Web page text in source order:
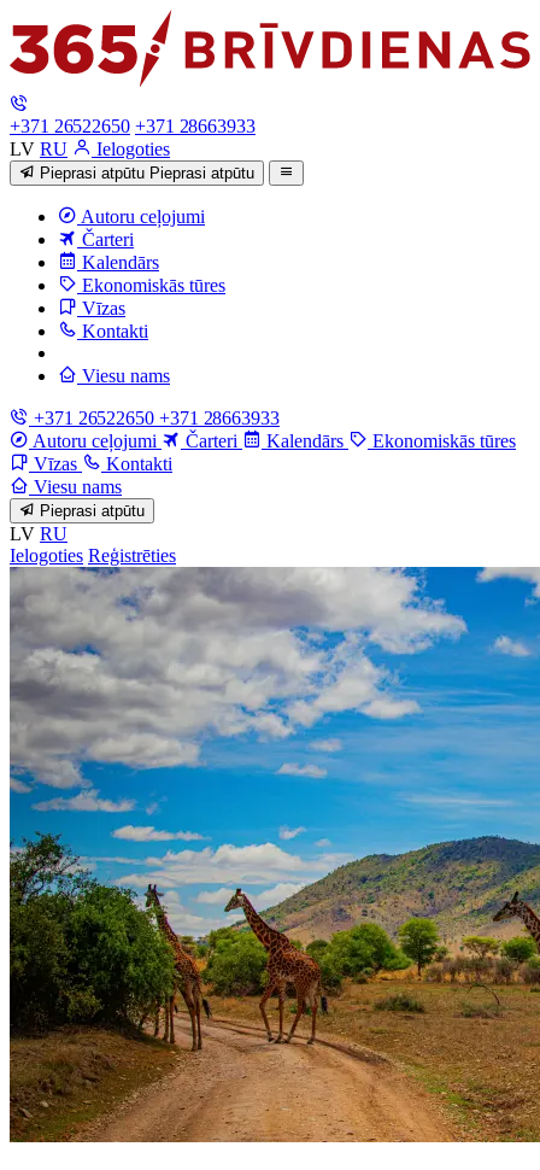
+371 26522650 +371 28663933
LV RU Ielogoties
Pieprasi atpūtu Pieprasi atpūtu
Autoru ceļojumi
Čarteri
Kalendārs
Ekonomiskās tūres
Vīzas
Kontakti
Viesu nams
+371 26522650 +371 28663933
Autoru ceļojumi
Čarteri Kalendārs
Ekonomiskās tūres
Vīzas
Kontakti
Viesu nams
Pieprasi atpūtu
LV RU
Ielogoties Reģistrēties